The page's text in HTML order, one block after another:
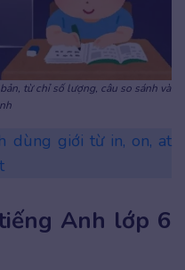
từ chỉ số lượng, câu so sánh và
dùng giới từ in, on, at
Anh lớp 6